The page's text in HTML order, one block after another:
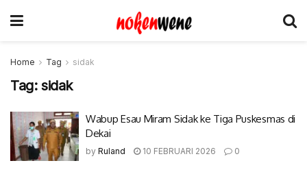
Home Tag sidak
Tag: sidak
Wabup Esau Miram Sidak ke Tiga Puskesmas di
Dekai
by Ruland 10 FEBRUARI 2026 0